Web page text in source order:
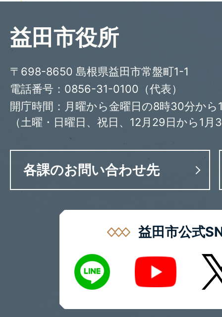
益田市役所
〒698-8650 島根県益田市常盤町1-1
電話番号：0856-31-0100（代表）
開庁時間：月曜から金曜日の8時30分から
（土曜・日曜日、祝日、12月29日から1月
各課のお問い合わせ先
益田市公式
LINE
Youtube X